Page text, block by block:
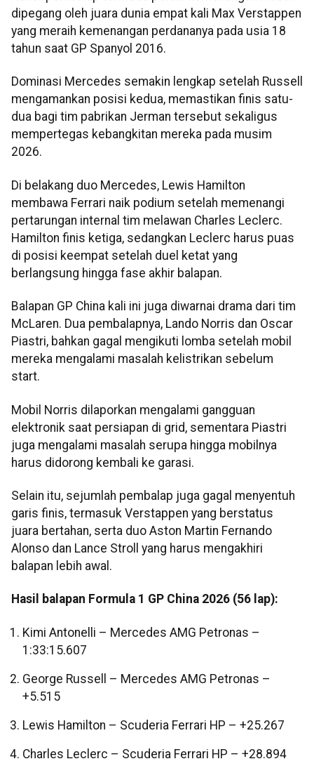
dipegang oleh juara dunia empat kali Max Verstappen
yang meraih kemenangan perdananya pada usia 18
tahun saat GP Spanyol 2016.
Dominasi Mercedes semakin lengkap setelah Russell
mengamankan posisi kedua, memastikan finis satu-
dua bagi tim pabrikan Jerman tersebut sekaligus
mempertegas kebangkitan mereka pada musim
2026.
Di belakang duo Mercedes, Lewis Hamilton
membawa Ferrari naik podium setelah memenangi
pertarungan internal tim melawan Charles Leclerc.
Hamilton finis ketiga, sedangkan Leclerc harus puas
di posisi keempat setelah duel ketat yang
berlangsung hingga fase akhir balapan.
Balapan GP China kali ini juga diwarnai drama dari tim
McLaren. Dua pembalapnya, Lando Norris dan Oscar
Piastri, bahkan gagal mengikuti lomba setelah mobil
mereka mengalami masalah kelistrikan sebelum
start.
Mobil Norris dilaporkan mengalami gangguan
elektronik saat persiapan di grid, sementara Piastri
juga mengalami masalah serupa hingga mobilnya
harus didorong kembali ke garasi.
Selain itu, sejumlah pembalap juga gagal menyentuh
garis finis, termasuk Verstappen yang berstatus
juara bertahan, serta duo Aston Martin Fernando
Alonso dan Lance Stroll yang harus mengakhiri
balapan lebih awal.
Hasil balapan Formula 1 GP China 2026 (56 lap):
Kimi Antonelli – Mercedes AMG Petronas –
1:33:15.607
George Russell – Mercedes AMG Petronas –
+5.515
Lewis Hamilton – Scuderia Ferrari HP – +25.267
Charles Leclerc – Scuderia Ferrari HP – +28.894